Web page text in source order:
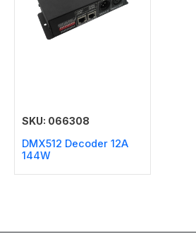
SKU: 066308
DMX512 Decoder 12A
144W